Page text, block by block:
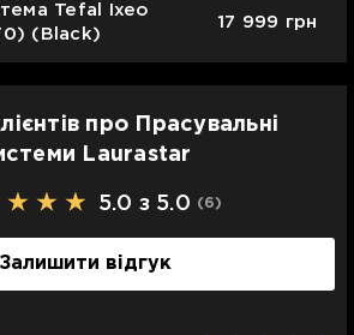
Tefal Ixeo
(Black)
17 999 грн
про Прасувальні
Laurastar
5.0 з 5.0 (6)
Залишити відгук